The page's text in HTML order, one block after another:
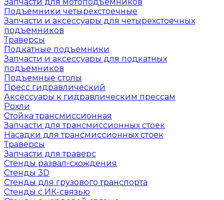
Подъемники четырехстоечные
Запчасти и аксессуары для четырехстоечных
подъемников
Траверсы
Подкатные подъемники
Запчасти и аксессуары для подкатных
подъемников
Подъемные столы
Пресс гидравлический
Аксессуары к гидравлическим прессам
Рохли
Стойка трансмиссионная
Запчасти для трансмиссионных стоек
Насадки для трансмиссионных стоек
Траверсы
Запчасти для траверс
Стенды развал-схождения
Стенды 3D
Стенды для грузового транспорта
Стенды с ИК-связью